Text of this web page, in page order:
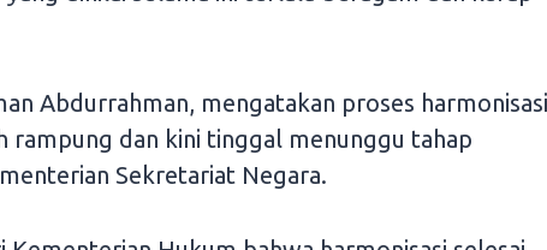
Abdurrahman, mengatakan proses harmonisasi
rampung dan kini tinggal menunggu tahap
Sekretariat Negara.